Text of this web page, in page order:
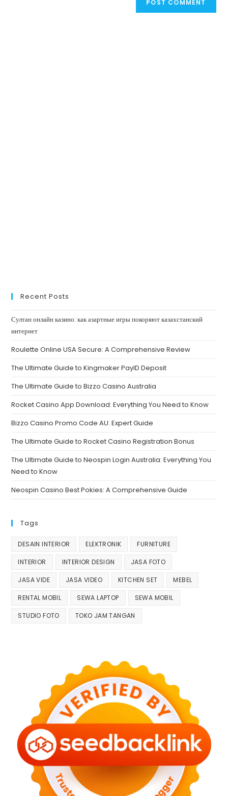
Recent Posts
Султан онлайн казино: как азартные игры покоряют казахстанский
интернет
Roulette Online USA Secure: A Comprehensive Review
The Ultimate Guide to Kingmaker PayID Deposit
The Ultimate Guide to Bizzo Casino Australia
Rocket Casino App Download: Everything You Need to Know
Bizzo Casino Promo Code AU: Expert Guide
The Ultimate Guide to Rocket Casino Registration Bonus
The Ultimate Guide to Neospin Login Australia: Everything You
Need to Know
Neospin Casino Best Pokies: A Comprehensive Guide
Tags
DESAIN INTERIOR ELEKTRONIK FURNITURE
INTERIOR INTERIOR DESIGN JASA FOTO
JASA VIDE JASA VIDEO KITCHEN SET MEBEL
RENTAL MOBIL SEWA LAPTOP SEWA MOBIL
STUDIO FOTO TOKO JAM TANGAN